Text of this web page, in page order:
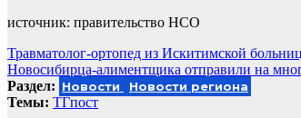
источник: правительство НСО
Навигация
по
записям
Травматолог-ортопед из Искитимской
Новосибирца-алиментщика отправили на
Раздел: Новости Новости региона
Темы: ТГпост